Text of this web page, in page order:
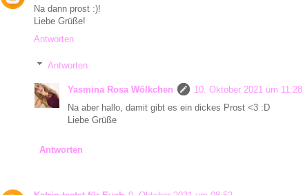
Na dann prost :)!
Liebe Grüße!
Antworten
Antworten
Yasmina Rosa Wölkchen
10. Oktober 2021 um 11:28
Na aber hallo, damit gibt es ein dickes Prost <3 :D
Liebe Grüße
Antworten